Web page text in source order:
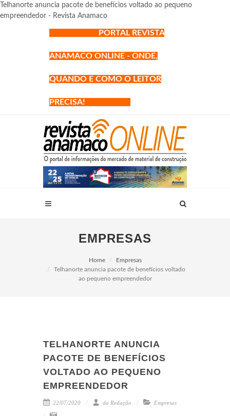
Telhanorte anuncia pacote de benefícios voltado ao pequeno
empreendedor - Revista Anamaco
PORTAL REVISTA
ANAMACO ONLINE - ONDE,
QUANDO E COMO O LEITOR
PRECISA!
EMPRESAS
Home
Empresas
Telhanorte anuncia pacote de benefícios voltado
ao pequeno empreendedor
TELHANORTE ANUNCIA
PACOTE DE BENEFÍCIOS
VOLTADO AO PEQUENO
EMPREENDEDOR
22/07/2020 da Redação Empresas